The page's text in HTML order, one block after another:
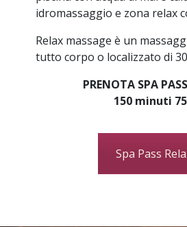
idromassaggio e zona relax
Relax massage è un
tutto corpo o localizzato di
PRENOTA SPA
150 minuti
Spa Pass